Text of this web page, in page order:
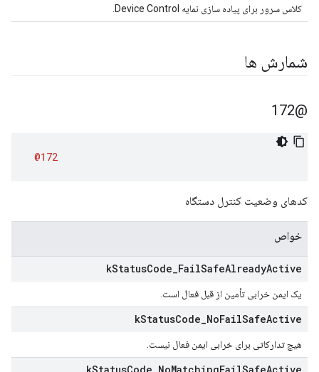
کلاس سرور برای پیاده سازی نمایه Device Control.
شمارش ها
@172
@172
کدهای وضعیت کنترل دستگاه
خواص
kStatusCode FailSafeAlreadyActive
یک ایمن خرابی تأمین از قبل فعال است.
kStatusCode NoFailSafeActive
هیچ تدارکاتی برای خرابی ایمن فعال نیست.